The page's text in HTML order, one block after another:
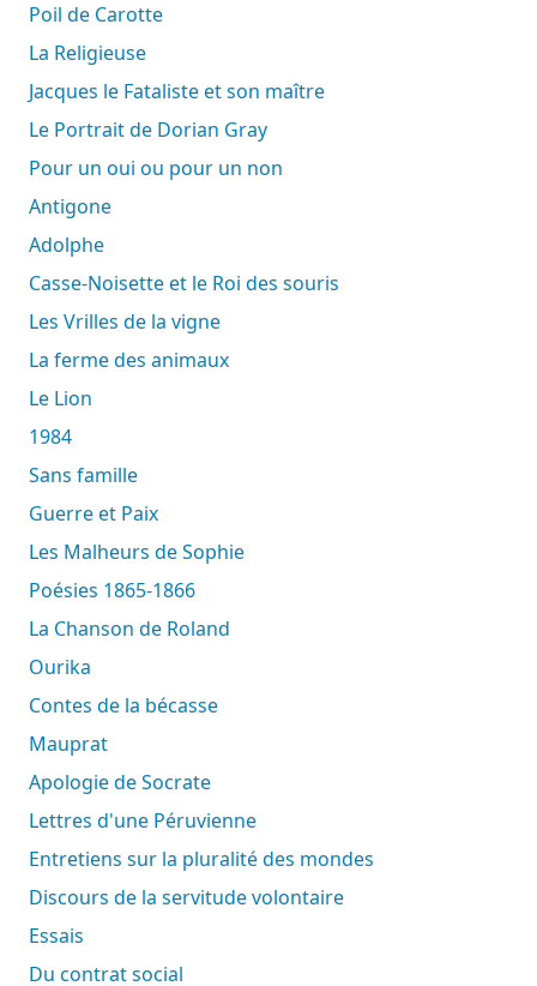
Poil de Carotte
La Religieuse
Jacques le Fataliste et son maître
Le Portrait de Dorian Gray
Pour un oui ou pour un non
Antigone
Adolphe
Casse-Noisette et le Roi des souris
Les Vrilles de la vigne
La ferme des animaux
Le Lion
1984
Sans famille
Guerre et Paix
Les Malheurs de Sophie
Poésies 1865-1866
La Chanson de Roland
Ourika
Contes de la bécasse
Mauprat
Apologie de Socrate
Lettres d'une Péruvienne
Entretiens sur la pluralité des mondes
Discours de la servitude volontaire
Essais
Du contrat social